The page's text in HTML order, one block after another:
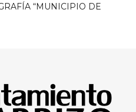
“MUNICIPIO DE